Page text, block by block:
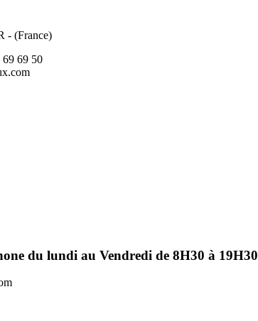
- (France)
69 69 50
du lundi au Vendredi de 8H30 à 19H30